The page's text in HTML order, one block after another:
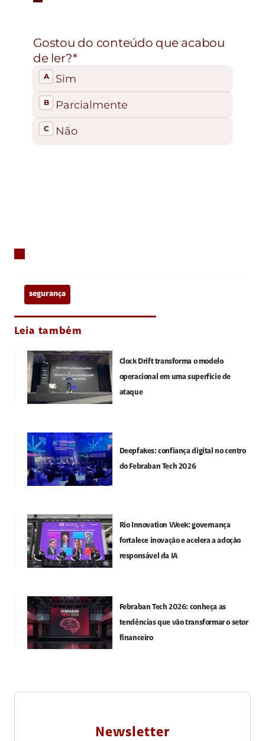
segurança
Leia também
Clock Drift transforma o modelo
operacional em uma superfície de
ataque
Deepfakes: confiança digital no centro
do Febraban Tech 2026
Rio Innovation Week: governança
fortalece inovação e acelera a adoção
responsável da IA
Febraban Tech 2026: conheça as
tendências que vão transformar o setor
financeiro
Newsletter